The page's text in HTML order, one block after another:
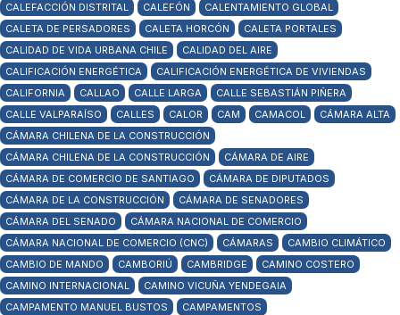
CALEFACCIÓN DISTRITAL
CALEFÓN
CALENTAMIENTO GLOBAL
CALETA DE PERSADORES
CALETA HORCÓN
CALETA PORTALES
CALIDAD DE VIDA URBANA CHILE
CALIDAD DEL AIRE
CALIFICACIÓN ENERGÉTICA
CALIFICACIÓN ENERGÉTICA DE VIVIENDAS
CALIFORNIA
CALLAO CALLE LARGA
CALLE SEBASTIÁN PIÑERA
CALLE VALPARAÍSO
CALLES CALOR CAM CAMACOL
CÁMARA ALTA
CÁMARA CHILENA DE LA CONSTRUCCIÓN
CÁMARA CHILENA DE LA CONSTRUCCIÓN
CÁMARA DE AIRE
CÁMARA DE COMERCIO DE SANTIAGO
CÁMARA DE DIPUTADOS
CÁMARA DE LA CONSTRUCCIÓN
CÁMARA DE SENADORES
CÁMARA DEL SENADO
CÁMARA NACIONAL DE COMERCIO
CÁMARA NACIONAL DE COMERCIO (CNC)
CÁMARAS
CAMBIO CLIMÁTICO
CAMBIO DE MANDO
CAMBORIÚ CAMBRIDGE
CAMINO COSTERO
CAMINO INTERNACIONAL
CAMINO VICUÑA YENDEGAIA
CAMPAMENTO MANUEL BUSTOS
CAMPAMENTOS